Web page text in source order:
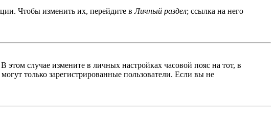
Чтобы изменить их, перейдите вЛичный раздел; ссылка на него
случае измените в личных настройках часовой пояс на тот, в
только зарегистрированные пользователи. Если вы не